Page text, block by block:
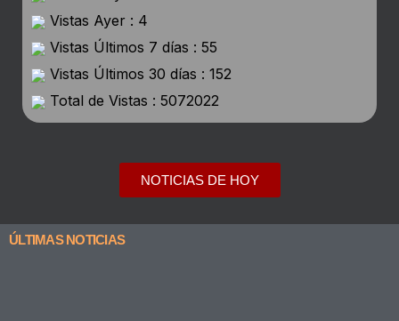
Vistas Ayer : 4
Vistas Últimos 7 días : 55
Vistas Últimos 30 días : 152
Total de Vistas : 5072022
NOTICIAS DE HOY
ÚLTIMAS NOTICIAS